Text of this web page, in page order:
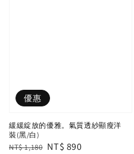
優惠
緩緩綻放的優雅。氣質透紗顯瘦洋
裝(黑/白)
Regular
NT$ 1,180 Sale
NT$ 890